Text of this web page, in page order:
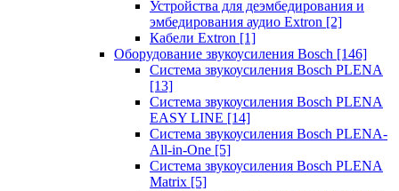
Устройства для деэмбедирования и
эмбедирования аудио Extron [2]
Кабели Extron [1]
Оборудование звукоусиления Bosch [146]
Система звукоусиления Bosch PLENA
[13]
Система звукоусиления Bosch PLENA
EASY LINE [14]
Система звукоусиления Bosch PLENA-
All-in-One [5]
Система звукоусиления Bosch PLENA
Matrix [5]